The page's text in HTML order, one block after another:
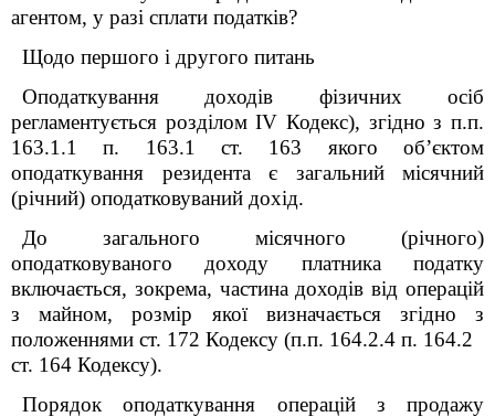
агентом, у разі сплати податків?
Щодо першого і другого питань
Оподаткування доходів фізичних осіб
регламентується розділом ІV Кодекс), згідно з п.п.
163.1.1 п. 163.1 ст. 163 якого об’єктом
оподаткування резидента є загальний місячний
(річний) оподатковуваний дохід.
До загального місячного (річного)
оподатковуваного доходу платника податку
включається, зокрема, частина доходів від операцій
з майном, розмір якої визначається згідно з
положеннями ст. 172 Кодексу (п.п. 164.2.4 п. 164.2
ст. 164 Кодексу).
Порядок оподаткування операцій з продажу